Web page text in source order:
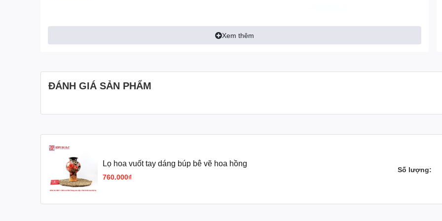
Xem thêm
ĐÁNH GIÁ SẢN PHẨM
Lọ hoa vuốt tay dáng búp bê vẽ hoa hồng
760.000₫
Số lượng: